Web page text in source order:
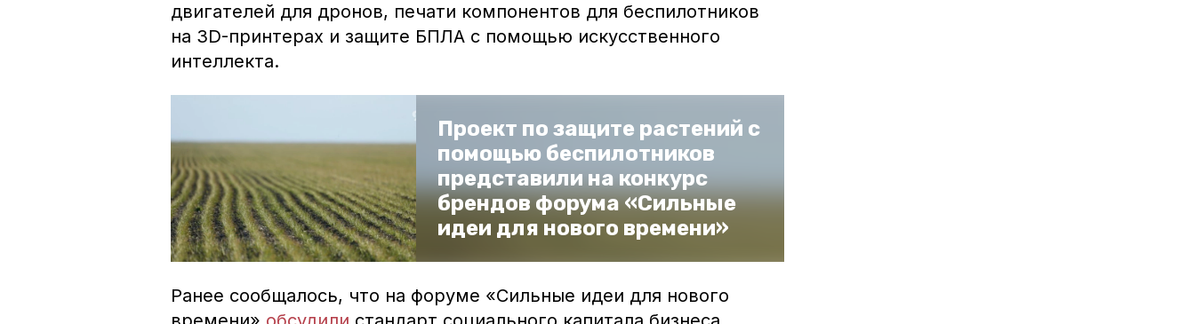
двигателей для дронов, печати компонентов для беспилотников
на 3D-принтерах и защите БПЛА с помощью искусственного
интеллекта.
Проект по защите растений с
помощью беспилотников
представили на конкурс
брендов форума «Сильные
идеи для нового времени»
Ранее сообщалось, что на форуме «Сильные идеи для нового